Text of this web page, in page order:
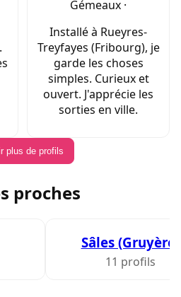
Gémeaux ·
Installé à Rueyres-
Treyfayes (Fribourg), je
garde les choses
simples. Curieux et
ouvert. J'apprécie les
sorties en ville.
plus de profils
proches
Sâles (Gruyère)
11 profils